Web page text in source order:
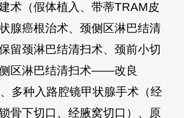
术（假体植入、带蒂TRAM皮
腺癌根治术、颈侧区淋巴结清
留颈淋巴结清扫术、颈前小切
区淋巴结清扫术——改良
多种入路腔镜甲状腺手术（经
骨下切口、经腋窝切口）、原